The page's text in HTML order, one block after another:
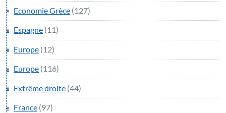
Economie Grèce (127)
Espagne (11)
Europe (12)
Europe (116)
Extrême droite (44)
France (97)